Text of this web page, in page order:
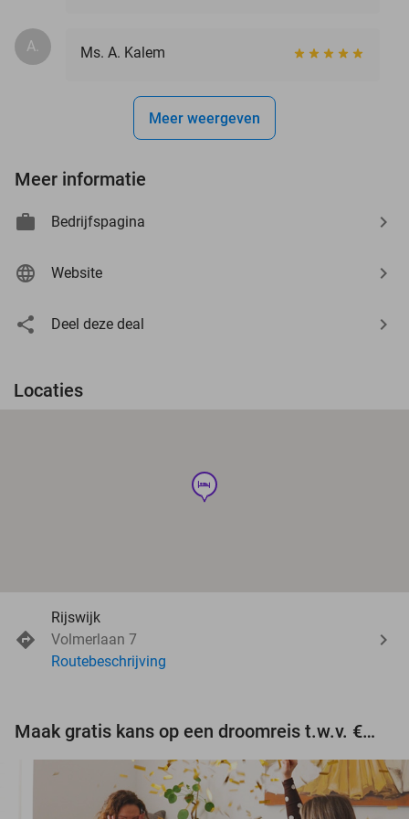
A. Ms. A. Kalem
Meer weergeven
Meer informatie
Bedrijfspagina
Website
Deel deze deal
Locaties
hotel
Rijswijk
Volmerlaan 7
Routebeschrijving
Maak gratis kans op een droomreis t.w.v. €3.000!